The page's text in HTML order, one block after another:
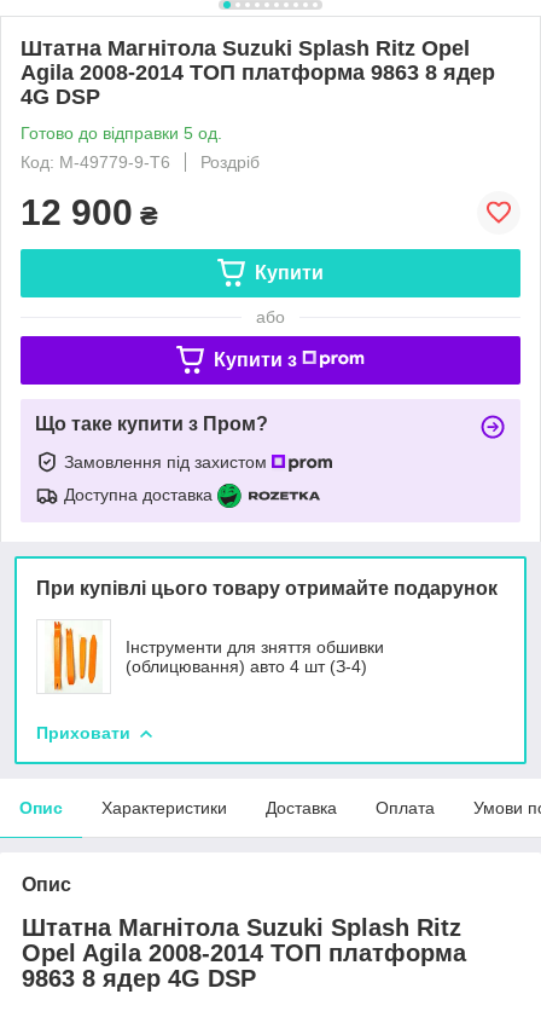
Штатна Магнітола Suzuki Splash Ritz Opel
Agila 2008-2014 ТОП платформа 9863 8 ядер
4G DSP
Готово до відправки 5 од.
Код: М-49779-9-Т6
Роздріб
12 900 ₴
Купити
або
Купити з
Що таке купити з Пром?
Замовлення під захистом
Доступна доставка
При купівлі цього товару отримайте подарунок
Інструменти для зняття обшивки
(облицювання) авто 4 шт (З-4)
Приховати
Опис Характеристики Доставка Оплата Умови
Опис
Штатна Магнітола Suzuki Splash Ritz
Opel Agila 2008-2014 ТОП платформа
9863 8 ядер 4G DSP